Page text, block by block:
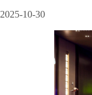
2025-10-30